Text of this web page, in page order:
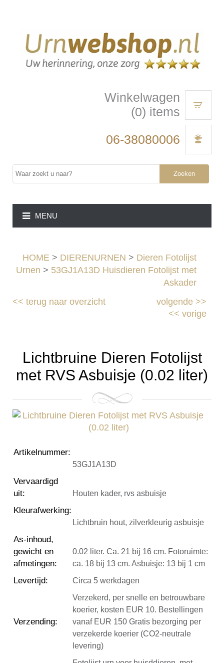
Winkelwagen
(0) items
06-38080006
Zoeken
MENU
HOME > DIERENURNEN > Dieren Fotolijst
Urnen > 53GJ1A13D Huisdieren Fotolijst met
Askader
<<terug naar overzicht volgende>>
<< vorige
Lichtbruine Dieren Fotolijst
met RVS Asbuisje (0.02 liter)
Artikelnummer:
53GJ1A13D
Vervaardigd
uit: Houten kader, rvs asbuisje
Kleurafwerking:
Lichtbruin hout, zilverkleurig asbuisje
As-inhoud,
gewicht en
afmetingen:
0.02 liter. Ca. 21 bij 16 cm. Fotoruimte:
ca. 18 bij 13 cm. Asbuisje: 13 bij 1 cm
Levertijd: Circa 5 werkdagen
Verzending:
Verzekerd, per snelle en betrouwbare
koerier, kosten EUR 10. Bestellingen
vanaf EUR 150 Gratis bezorging per
verzekerde koerier (CO2-neutrale
levering)